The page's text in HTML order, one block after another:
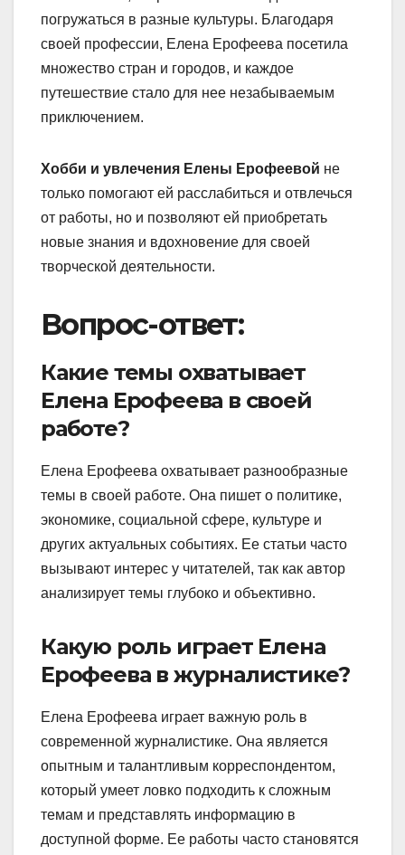
погружаться в разные культуры. Благодаря
своей профессии, Елена Ерофеева посетила
множество стран и городов, и каждое
путешествие стало для нее незабываемым
приключением.
Хобби и увлечения Елены Ерофеевой не
только помогают ей расслабиться и отвлечься
от работы, но и позволяют ей приобретать
новые знания и вдохновение для своей
творческой деятельности.
Вопрос-ответ:
Какие темы охватывает
Елена Ерофеева в своей
работе?
Елена Ерофеева охватывает разнообразные
темы в своей работе. Она пишет о политике,
экономике, социальной сфере, культуре и
других актуальных событиях. Ее статьи часто
вызывают интерес у читателей, так как автор
анализирует темы глубоко и объективно.
Какую роль играет Елена
Ерофеева в журналистике?
Елена Ерофеева играет важную роль в
современной журналистике. Она является
опытным и талантливым корреспондентом,
который умеет ловко подходить к сложным
темам и представлять информацию в
доступной форме. Ее работы часто становятся